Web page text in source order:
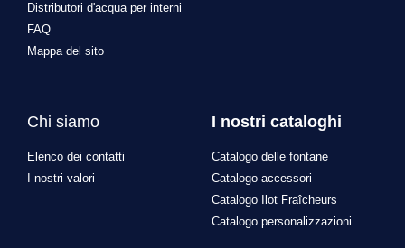
Distributori d'acqua per interni
FAQ
Mappa del sito
Chi siamo
Elenco dei contatti
I nostri valori
I nostri cataloghi
Catalogo delle fontane
Catalogo accessori
Catalogo Ilot Fraîcheurs
Catalogo personalizzazioni